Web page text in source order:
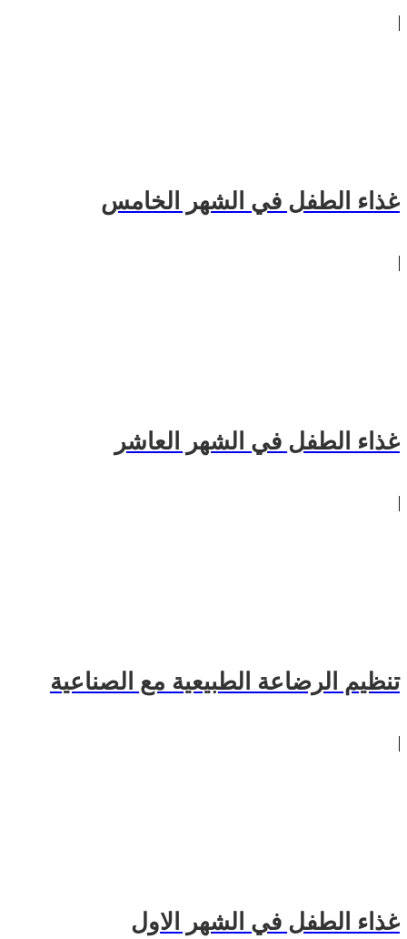
غذاء الطفل في الشهر الخامس
غذاء الطفل في الشهر العاشر
تنظيم الرضاعة الطبيعية مع الصناعية
غذاء الطفل في الشهر الاول